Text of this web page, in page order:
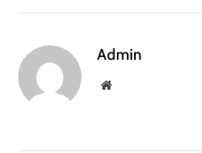
Admin
Website